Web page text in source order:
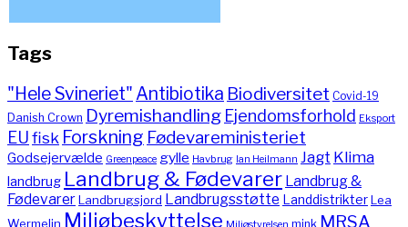
Tags
"Hele Svineriet" Antibiotika Biodiversitet Covid-19
Danish Crown Dyremishandling Ejendomsforhold Eksport
EUfisk Forskning Fødevareministeriet
Godsejervælde Greenpeace gylle Havbrug Ian Heilmann Jagt Klima
landbrug Landbrug & Fødevarer Landbrug &
FødevarerLandbrugsjord Landbrugsstøtte LanddistrikterLea
Wermelin Miljøbeskyttelse Miljøstyrelsen mink MRSA